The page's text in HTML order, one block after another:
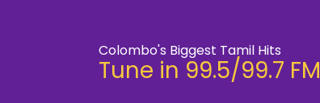
Colombo's Biggest Tamil Hits
Tune in 99.5/99.7 FM